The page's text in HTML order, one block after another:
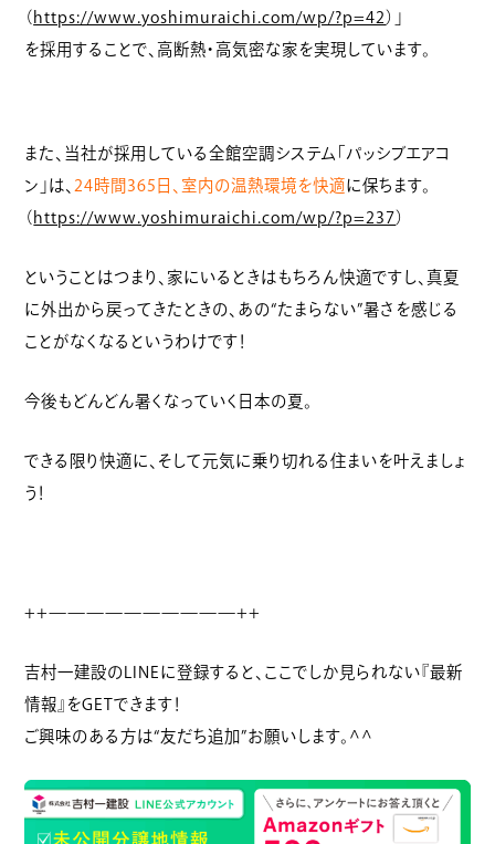
（ https://www.yoshimuraichi.com/wp/?p=42 ）」
を採用することで、高断熱・高気密な家を実現しています。
また、当社が採用している全館空調システム「パッシブエアコ
ン」は、 24時間365日、室内の温熱環境を快適 に保ちます。
（ https://www.yoshimuraichi.com/wp/?p=237 ）
ということはつまり、家にいるときはもちろん快適ですし、真夏
に外出から戻ってきたときの、あの“たまらない”暑さを感じる
ことがなくなるというわけです！
今後もどんどん暑くなっていく日本の夏。
できる限り快適に、そして元気に乗り切れる住まいを叶えましょ
う！
++——————————++
吉村一建設のLINEに登録すると、ここでしか見られない『最新
情報』をGETできます！
ご興味のある方は“友だち追加”お願いします。^^